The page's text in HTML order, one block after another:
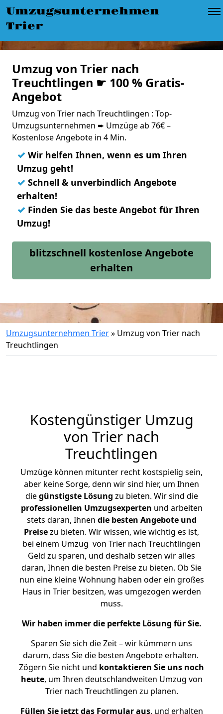
Umzugsunternehmen
Trier
Umzug von Trier nach
Treuchtlingen ☛ 100 % Gratis-
Angebot
Umzug von Trier nach Treuchtlingen : Top-
Umzugsunternehmen ➨ Umzüge ab 76€ –
Kostenlose Angebote in 4 Min.
✓ Wir helfen Ihnen, wenn es um Ihren
Umzug geht!
✓ Schnell & unverbindlich Angebote
erhalten!
✓ Finden Sie das beste Angebot für Ihren
Umzug!
blitzschnell kostenlose Angebote
erhalten
Umzugsunternehmen Trier» Umzug von Trier nach
Treuchtlingen
Kostengünstiger Umzug
von Trier nach
Treuchtlingen
Umzüge können mitunter recht kostspielig sein,
aber keine Sorge, denn wir sind hier, um Ihnen
diegünstigste Lösung zu bieten. Wir sind die
professionellen Umzugsexperten und arbeiten
stets daran, Ihnen die besten Angebote und
Preisezu bieten. Wir wissen, wie wichtig es ist,
bei einem Umzug von Trier nach Treuchtlingen
Geld zu sparen, und deshalb setzen wir alles
daran, Ihnen die besten Preise zu bieten. Ob Sie
nun eine kleine Wohnung haben oder ein großes
Haus in Trier besitzen, was umgezogen werden
muss.
Wir haben immer die perfekte Lösung für Sie.
Sparen Sie sich die Zeit – wir kümmern uns
darum, dass Sie die besten Angebote erhalten.
Zögern Sie nicht und kontaktieren Sie uns noch
heute, um Ihren deutschlandweiten Umzug von
Trier nach Treuchtlingen zu planen.
Füllen Sie jetzt das Formular aus, und erhalten